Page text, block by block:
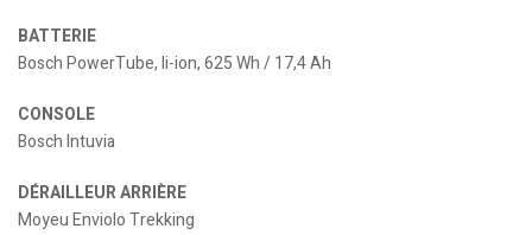
BATTERIE
Bosch PowerTube, li-ion, 625 Wh / 17,4 Ah
CONSOLE
Bosch Intuvia
DÉRAILLEUR ARRIÈRE
Moyeu Enviolo Trekking